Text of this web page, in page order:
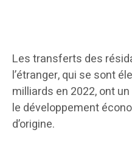
Les transferts des
l’étranger, qui se sont
milliards en 2022, ont
le développement
d’origine.